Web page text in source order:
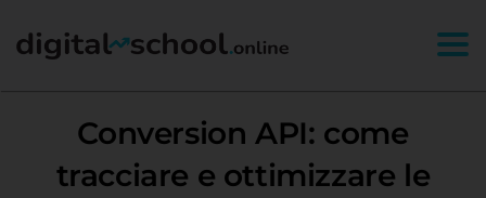
Conversion API: come
tracciare e ottimizzare le